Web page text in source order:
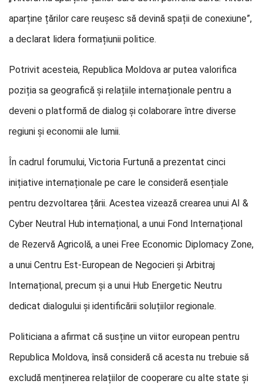
aparține țărilor care reușesc să devină spații de conexiune”,
a declarat lidera formațiunii politice.
Potrivit acesteia, Republica Moldova ar putea valorifica
poziția sa geografică și relațiile internaționale pentru a
deveni o platformă de dialog și colaborare între diverse
regiuni și economii ale lumii.
În cadrul forumului, Victoria Furtună a prezentat cinci
inițiative internaționale pe care le consideră esențiale
pentru dezvoltarea țării. Acestea vizează crearea unui AI &
Cyber Neutral Hub internațional, a unui Fond Internațional
de Rezervă Agricolă, a unei Free Economic Diplomacy Zone,
a unui Centru Est-European de Negocieri și Arbitraj
Internațional, precum și a unui Hub Energetic Neutru
dedicat dialogului și identificării soluțiilor regionale.
Politiciana a afirmat că susține un viitor european pentru
Republica Moldova, însă consideră că acesta nu trebuie să
excludă menținerea relațiilor de cooperare cu alte state și